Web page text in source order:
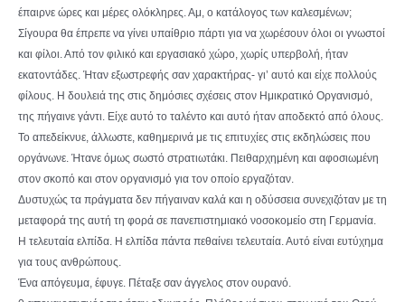
έπαιρνε ώρες και μέρες ολόκληρες. Αμ, ο κατάλογος των καλεσμένων;
Σίγουρα θα έπρεπε να γίνει υπαίθριο πάρτι για να χωρέσουν όλοι οι γνωστοί
και φίλοι. Από τον φιλικό και εργασιακό χώρο, χωρίς υπερβολή, ήταν
εκατοντάδες. Ήταν εξωστρεφής σαν χαρακτήρας- γι’ αυτό και είχε πολλούς
φίλους. Η δουλειά της στις δημόσιες σχέσεις στον Ημικρατικό Οργανισμό,
της πήγαινε γάντι. Είχε αυτό το ταλέντο και αυτό ήταν αποδεκτό από όλους.
Το απεδείκνυε, άλλωστε, καθημερινά με τις επιτυχίες στις εκδηλώσεις που
οργάνωνε. Ήτανε όμως σωστό στρατιωτάκι. Πειθαρχημένη και αφοσιωμένη
στον σκοπό και στον οργανισμό για τον οποίο εργαζόταν.
Δυστυχώς τα πράγματα δεν πήγαιναν καλά και η οδύσσεια συνεχιζόταν με τη
μεταφορά της αυτή τη φορά σε πανεπιστημιακό νοσοκομείο στη Γερμανία.
Η τελευταία ελπίδα. Η ελπίδα πάντα πεθαίνει τελευταία. Αυτό είναι ευτύχημα
για τους ανθρώπους.
Ένα απόγευμα, έφυγε. Πέταξε σαν άγγελος στον ουρανό.